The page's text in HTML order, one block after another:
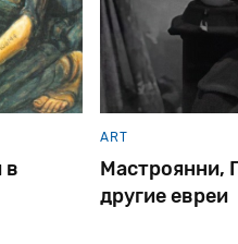
ART
Еврейские
Катаева